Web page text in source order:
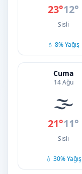
23°12°
Sisli
💧 8% Yağış
Cuma
14 Ağu
🌫️
21°11°
Sisli
💧 30% Yağış